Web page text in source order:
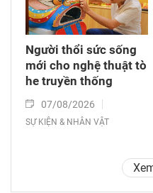
Người thổi sức sống
mới cho nghệ thuật tò
he truyền thống
07/08/2026
SỰ KIỆN & NHÂN VẬT